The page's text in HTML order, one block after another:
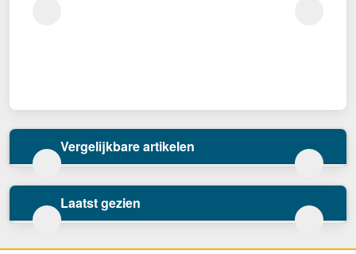
Vergelijkbare artikelen
Laatst gezien